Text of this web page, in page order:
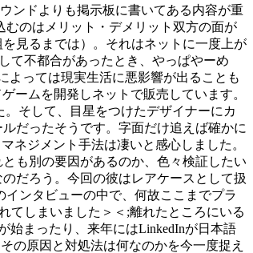
ンドよりも掲示板に書いてある内容が重
のはメリット・デメリット双方の面が
見るまでは）。それはネットに一度上が
て不都合があったとき、やっぱやーめ
よっては現実生活に悪影響が出ることも
ームを開発しネットで販売しています。
そして、目星をつけたデザイナーにカ
だったそうです。字面だけ追えば確かに
ネジメント手法は凄いと感心しました。
も別の要因があるのか、色々検証したい
だろう。今回の彼はレアケースとして扱
ンタビューの中で、何故ここまでプラ
てしまいました＞＜;離れたところにいる
始まったり、来年にはLinkedInが日本語
の原因と対処法は何なのかを今一度捉え